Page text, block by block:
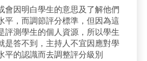
會因明白學生的意思及了解他們
平，而調節評分標準，但因為這
評測學生的個人資源，所以學生
是答不到，主持人不宜因應對學
平的認識而去調整評分級別